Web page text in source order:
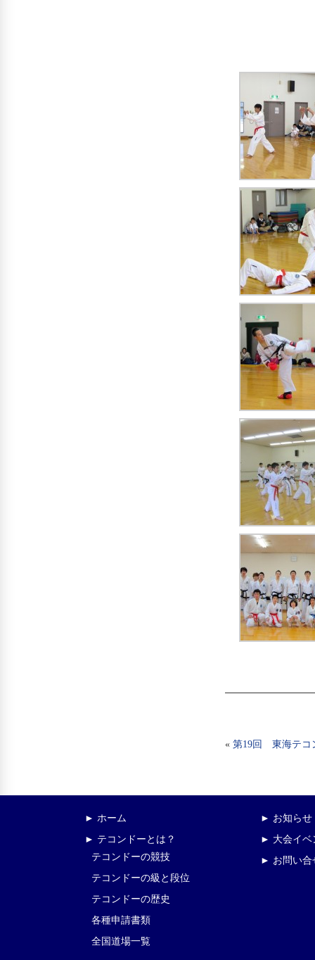
« 第19回 東海テコ
► ホーム
► テコンドーとは？
テコンドーの競技
テコンドーの級と段位
テコンドーの歴史
各種申請書類
全国道場一覧
► お知らせ
► 大会イベ
► お問い合